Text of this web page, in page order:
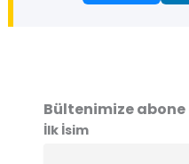
Bültenimize abone
İlk İsim